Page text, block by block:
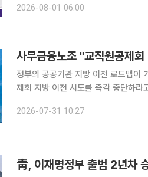
재명 정부의 개혁 과제를 완수할 적
2026-08-01 06:00
사무금융노조 "교직원공제
정부의 공공기관 지방 이전 로드맵이
제회 지방 이전 시도를 즉각 중단하라고 반발했다. 31일 사무금융노조는
회비로 운영되는 자조기구"라며 "회
2026-07-31 10:27
靑, 이재명정부 출범 2년차